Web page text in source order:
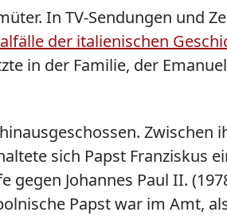
In TV-Sendungen und
der italienischen
in der Familie, der
Zwischen
sich Papst Franziskus
Johannes Paul II.
Papst war im Amt,